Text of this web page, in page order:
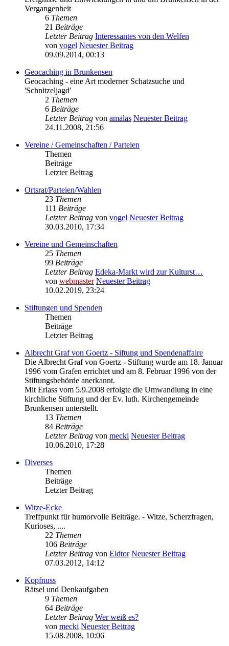
Vergangenheit
6 Themen
21 Beiträge
Letzter Beitrag Interessantes von den Welfen
von vogel Neuester Beitrag
09.09.2014, 00:13
Geocaching in Brunkensen
Geocaching - eine Art moderner Schatzsuche und
'Schnitzeljagd'
2 Themen
6 Beiträge
Letzter Beitrag von amalas Neuester Beitrag
24.11.2008, 21:56
Vereine / Gemeinschaften / Parteien
Themen
Beiträge
Letzter Beitrag
Ortsrat/Parteien/Wahlen
23 Themen
111 Beiträge
Letzter Beitrag von vogel Neuester Beitrag
30.03.2010, 17:34
Vereine und Gemeinschaften
25 Themen
99 Beiträge
Letzter Beitrag Edeka-Markt wird zur Kulturst…
von webmaster Neuester Beitrag
10.02.2019, 23:24
Stiftungen und Spenden
Themen
Beiträge
Letzter Beitrag
Albrecht Graf von Goertz - Siftung und Spendenaffaire
Die Albrecht Graf von Goertz - Stiftung wurde am 18. Januar
1996 vom Grafen errichtet und am 8. Februar 1996 von der
Stiftungsbehörde anerkannt.
Mit Erlass vom 5.9.2008 erfolgte die Umwandlung in eine
kirchliche Stiftung und der Ev. luth. Kirchengemeinde
Brunkensen unterstellt.
13 Themen
84 Beiträge
Letzter Beitrag von mecki Neuester Beitrag
10.06.2010, 17:28
Diverses
Themen
Beiträge
Letzter Beitrag
Witze-Ecke
Treffpunkt für humorvolle Beiträge. - Witze, Scherzfragen,
Kurioses, ....
22 Themen
106 Beiträge
Letzter Beitrag von Eldtor Neuester Beitrag
07.03.2012, 14:12
Kopfnuss
Rätsel und Denkaufgaben
9 Themen
64 Beiträge
Letzter Beitrag Wer weiß es?
von mecki Neuester Beitrag
15.08.2008, 10:06